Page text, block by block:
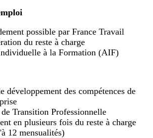
possible par France Travail
du reste à charge
à la Formation (AIF)
développement des compétences de
Transition Professionnelle
en plusieurs fois du reste à charge
12 mensualités)